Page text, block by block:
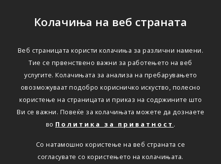
Колачиња на веб страната
Веб страницата користи колачиња за различни намени.
Тие се првенствено важни за работењето на веб
услугите. Колачињата за анализа на пребарувањето
овозможуваат подобро корисничко искуство, полесно
користење на страницата и приказ на содржините што
Ви се важни. Повеќе за колачињата можете да дознаете
во Политика за приватност .
Со натамошно користење на веб страната се
согласувате со користењето на колачињата.